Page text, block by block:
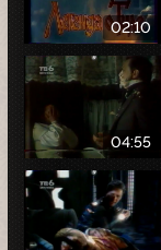
02:10
04:55